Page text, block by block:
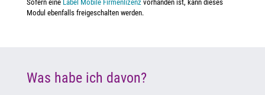
Sofern eine Label Mobile Firmenlizenz vorhanden ist, kann dieses
Modul ebenfalls freigeschalten werden.
Was habe ich davon?